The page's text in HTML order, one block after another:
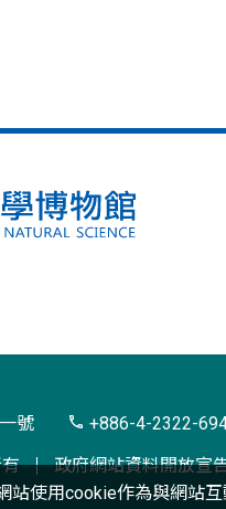
號 +886-4-2322-
政府網站資料開放宣
站使用cookie作為與網站